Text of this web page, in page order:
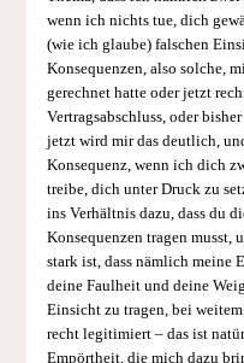
wenn ich nichts tue, dich
(wie ich glaube) falschen
Konsequenzen, also solche,
gerechnet hatte oder jetzt
Vertragsabschluss, oder
jetzt wird mir das deutlich,
Konsequenz, wenn ich dich
treibe, dich unter Druck zu
ins Verhältnis dazu, dass du
Konsequenzen tragen musst,
stark ist, dass nämlich meine
deine Faulheit und deine
Einsicht zu tragen, bei
recht legitimiert – das ist
Empörtheit, die mich dazu